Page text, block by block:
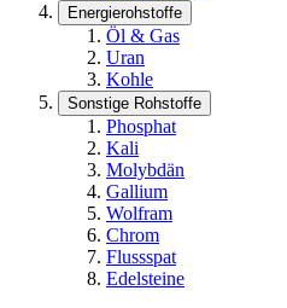
Energierohstoffe
Öl & Gas
Uran
Kohle
Sonstige Rohstoffe
Phosphat
Kali
Molybdän
Gallium
Wolfram
Chrom
Flussspat
Edelsteine